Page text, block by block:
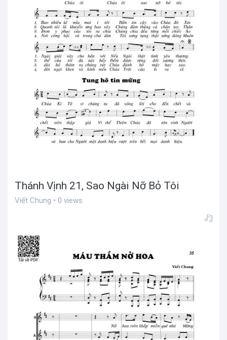
Thánh Vịnh 21, Sao Ngài Nỡ Bỏ Tôi
Viết Chung • 0 views